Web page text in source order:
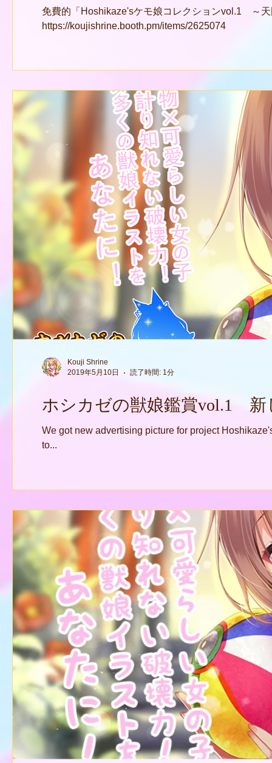
免費的「Hoshikaze'sケモ娘コレクションvol.1 ～
https://koujishrine.booth.pm/items/2625074
ホシカゼの獣娘鑑賞vol.1 新
We got new advertising picture for project
to...
Kouji Shrine
2019年5月10日
読了時間: 1分